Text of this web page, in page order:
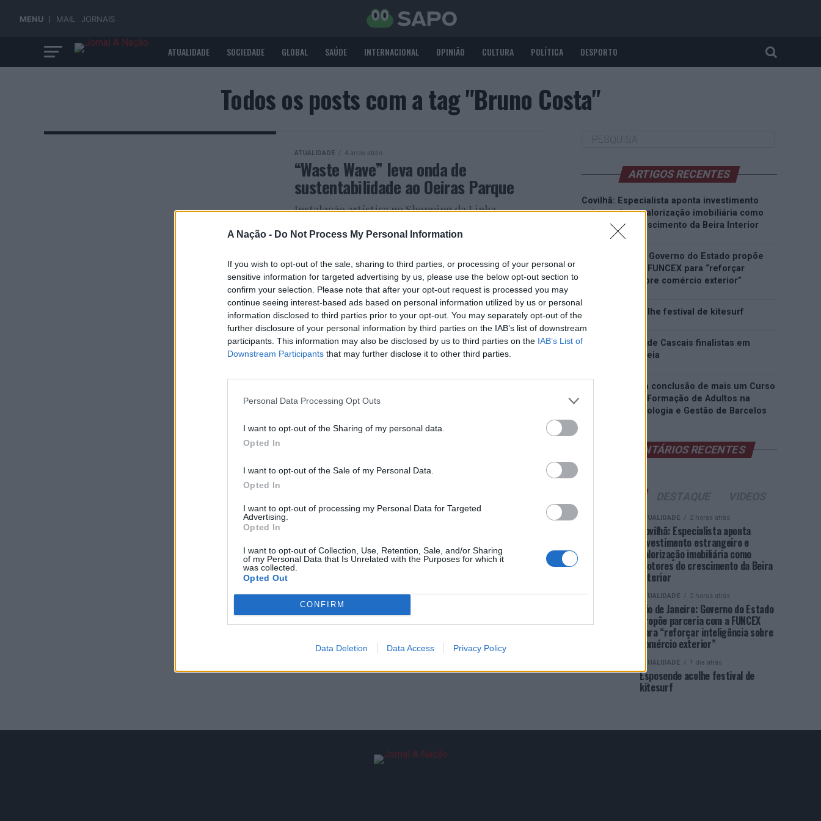
A Nação - Do Not Process My Personal Information
If you wish to opt-out of the sale, sharing to third parties, or processing of your personal or
sensitive information for targeted advertising by us, please use the below opt-out section to
confirm your selection. Please note that after your opt-out request is processed you may
continue seeing interest-based ads based on personal information utilized by us or personal
information disclosed to third parties prior to your opt-out. You may separately opt-out of the
further disclosure of your personal information by third parties on the IAB’s list of downstream
participants. This information may also be disclosed by us to third parties on the IAB’s List of
Downstream Participants that may further disclose it to other third parties.
Personal Data Processing Opt Outs
I want to opt-out of the Sharing of my personal data.
Opted In
I want to opt-out of the Sale of my Personal Data.
Opted In
I want to opt-out of processing my Personal Data for Targeted
Advertising.
Opted In
I want to opt-out of Collection, Use, Retention, Sale, and/or Sharing
of my Personal Data that Is Unrelated with the Purposes for which it
was collected.
Opted Out
CONFIRM
Data Deletion Data Access Privacy Policy
MENU MAIL JORNAIS
ATUALIDADE SOCIEDADE GLOBAL SAÚDE INTERNACIONAL OPINIÃO CULTURA POLÍTICA DESPORTO
Todos os posts com a tag "Bruno Costa"
ATUALIDADE 4 anos atrás
“Waste Wave” leva onda de
sustentabilidade ao Oeiras Parque
Instalação artística no Shopping da Linha
ARTIGOS RECENTES
Covilhã: Especialista aponta investimento
estrangeiro e valorização imobiliária como
motores do crescimento da Beira Interior
Rio de Janeiro: Governo do Estado propõe
parceria com a FUNCEX para “reforçar
inteligência sobre comércio exterior”
Esposende acolhe festival de kitesurf
Cinco projetos de Cascais finalistas em
iniciativa europeia
EMEC celebra a conclusão de mais um Curso
de Educação e Formação de Adultos na
Escola de Tecnologia e Gestão de Barcelos
COMENTÁRIOS RECENTES
ATUALIDADE 2 horas atrás
Covilhã: Especialista aponta
investimento estrangeiro e
valorização imobiliária como
motores do crescimento da Beira
Interior
ATUALIDADE 2 horas atrás
Rio de Janeiro: Governo do Estado
propõe parceria com a FUNCEX
para “reforçar inteligência sobre
comércio exterior”
ATUALIDADE 1 dia atrás
Esposende acolhe festival de
kitesurf